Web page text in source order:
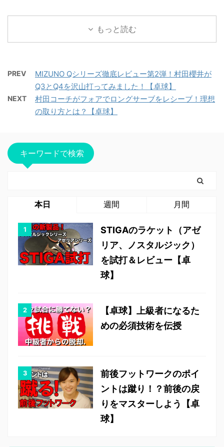
もっと読む
PREV
MIZUNO Qシリーズ徹底レビュー第2弾！村田櫻井が
Q3とQ4を沢山打ってみました！【卓球】
NEXT
村田コーチがフォアでロングサーブをレシーブ！理想
の取り方とは？【卓球】
キーワードで検索
本日 週間 月間
STIGAのラケット（アゼ
リア、ノスタルジック）
を試打＆レビュー【卓
球】
【卓球】上級者になるた
めの必須技術を伝授
前後フットワークのポイ
ントは蹴り！？前後の戻
りをマスターしよう【卓
球】